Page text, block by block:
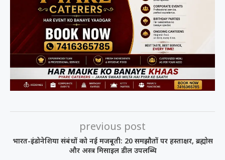
previous post
भारत-इंडोनेशिया संबंधों को नई मजबूती: 20 समझौतों पर हस्ताक्षर, ब्रह्मोस
और अस्त्र मिसाइल डील उपलब्धि